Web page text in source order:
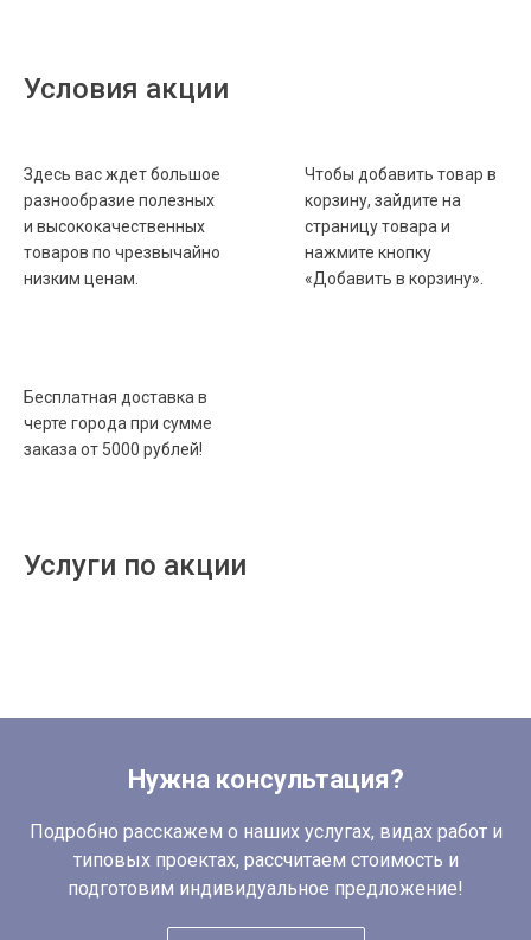
Условия акции
Здесь вас ждет большое
разнообразие полезных
и высококачественных
товаров по чрезвычайно
низким ценам.
Чтобы добавить товар в
корзину, зайдите на
страницу товара и
нажмите кнопку
«Добавить в корзину».
Бесплатная доставка в
черте города при сумме
заказа от 5000 рублей!
Услуги по акции
Нужна консультация?
Подробно расскажем о наших услугах, видах работ и
типовых проектах, рассчитаем стоимость и
подготовим индивидуальное предложение!